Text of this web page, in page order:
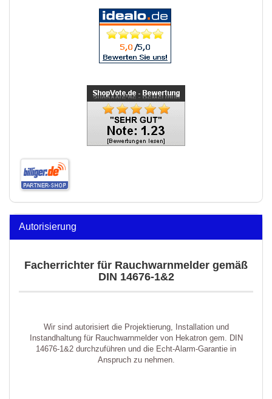
Autorisierung
Facherrichter für Rauchwarnmelder gemäß
DIN 14676-1&2
Wir sind autorisiert die Projektierung, Installation und
Instandhaltung für Rauchwarnmelder von Hekatron gem. DIN
14676-1&2 durchzuführen und die Echt-Alarm-Garantie in
Anspruch zu nehmen.